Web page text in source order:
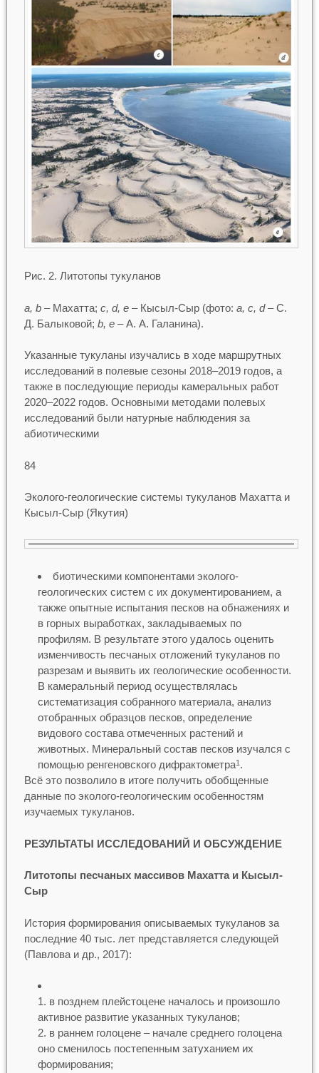
Рис. 2. Литотопы тукуланов
a, b– Махатта; c, d, e– Кысыл-Сыр (фото: a, c, d– С.
Д. Балыковой; b, e– А. А. Галанина).
Указанные тукуланы изучались в ходе маршрутных
исследований в полевые сезоны 2018–2019 годов, а
также в последующие периоды камеральных работ
2020–2022 годов. Основными методами полевых
исследований были натурные наблюдения за
абиотическими
84
Эколого-геологические системы тукуланов Махатта и
Кысыл-Сыр (Якутия)
биотическими компонентами эколого-
геологических систем с их документированием, а
также опытные испытания песков на обнажениях и
в горных выработках, закладываемых по
профилям. В результате этого удалось оценить
изменчивость песчаных отложений тукуланов по
разрезам и выявить их геологические особенности.
В камеральный период осуществлялась
систематизация собранного материала, анализ
отобранных образцов песков, определение
видового состава отмеченных растений и
животных. Минеральный состав песков изучался с
помощью ренгеновского дифрактометра1.
Всё это позволило в итоге получить обобщенные
данные по эколого-геологическим особенностям
изучаемых тукуланов.
РЕЗУЛЬТАТЫ ИССЛЕДОВАНИЙ И ОБСУЖДЕНИЕ
Литотопы песчаных массивов Махатта и Кысыл-
Сыр
История формирования описываемых тукуланов за
последние 40 тыс. лет представляется следующей
(Павлова и др., 2017):
в позднем плейстоцене началось и произошло
активное развитие указанных тукуланов;
в раннем голоцене – начале среднего голоцена
оно сменилось постепенным затуханием их
формирования;